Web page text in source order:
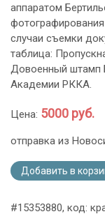
аппаратом
случаи съемки
таблица:
Довоенный штамп
Академии РККА.
Цена: 5000 руб.
отправка из
Добавить в
#15353880, код: